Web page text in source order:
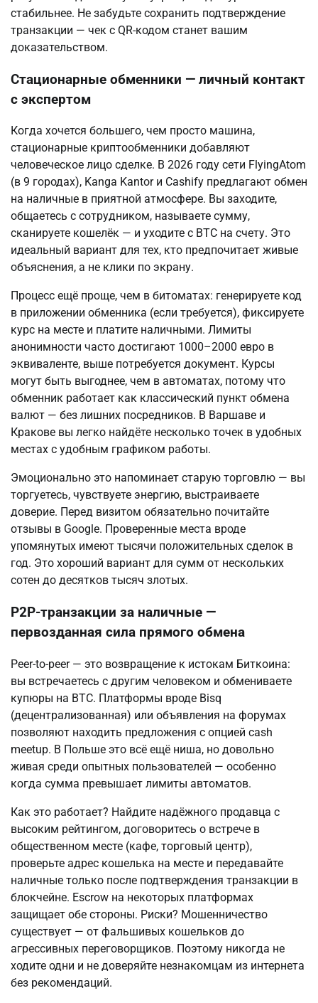
стабильнее. Не забудьте сохранить подтверждение
транзакции — чек с QR-кодом станет вашим
доказательством.
Стационарные обменники — личный контакт
с экспертом
Когда хочется большего, чем просто машина,
стационарные криптообменники добавляют
человеческое лицо сделке. В 2026 году сети FlyingAtom
(в 9 городах), Kanga Kantor и Cashify предлагают обмен
на наличные в приятной атмосфере. Вы заходите,
общаетесь с сотрудником, называете сумму,
сканируете кошелёк — и уходите с BTC на счету. Это
идеальный вариант для тех, кто предпочитает живые
объяснения, а не клики по экрану.
Процесс ещё проще, чем в битоматах: генерируете код
в приложении обменника (если требуется), фиксируете
курс на месте и платите наличными. Лимиты
анонимности часто достигают 1000–2000 евро в
эквиваленте, выше потребуется документ. Курсы
могут быть выгоднее, чем в автоматах, потому что
обменник работает как классический пункт обмена
валют — без лишних посредников. В Варшаве и
Кракове вы легко найдёте несколько точек в удобных
местах с удобным графиком работы.
Эмоционально это напоминает старую торговлю — вы
торгуетесь, чувствуете энергию, выстраиваете
доверие. Перед визитом обязательно почитайте
отзывы в Google. Проверенные места вроде
упомянутых имеют тысячи положительных сделок в
год. Это хороший вариант для сумм от нескольких
сотен до десятков тысяч злотых.
P2P-транзакции за наличные —
первозданная сила прямого обмена
Peer-to-peer — это возвращение к истокам Биткоина:
вы встречаетесь с другим человеком и обмениваете
купюры на BTC. Платформы вроде Bisq
(децентрализованная) или объявления на форумах
позволяют находить предложения с опцией cash
meetup. В Польше это всё ещё ниша, но довольно
живая среди опытных пользователей — особенно
когда сумма превышает лимиты автоматов.
Как это работает? Найдите надёжного продавца с
высоким рейтингом, договоритесь о встрече в
общественном месте (кафе, торговый центр),
проверьте адрес кошелька на месте и передавайте
наличные только после подтверждения транзакции в
блокчейне. Escrow на некоторых платформах
защищает обе стороны. Риски? Мошенничество
существует — от фальшивых кошельков до
агрессивных переговорщиков. Поэтому никогда не
ходите одни и не доверяйте незнакомцам из интернета
без рекомендаций.